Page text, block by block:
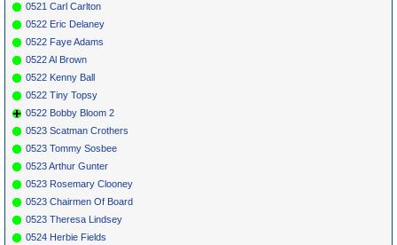
0521 Carl Carlton
0522 Eric Delaney
0522 Faye Adams
0522 Al Brown
0522 Kenny Ball
0522 Tiny Topsy
0522 Bobby Bloom 2
0523 Scatman Crothers
0523 Tommy Sosbee
0523 Arthur Gunter
0523 Rosemary Clooney
0523 Chairmen Of Board
0523 Theresa Lindsey
0524 Herbie Fields